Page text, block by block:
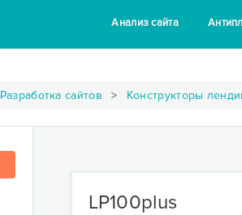
Анализ сайта
Разработка сайтов Конструкторы
LP100plus